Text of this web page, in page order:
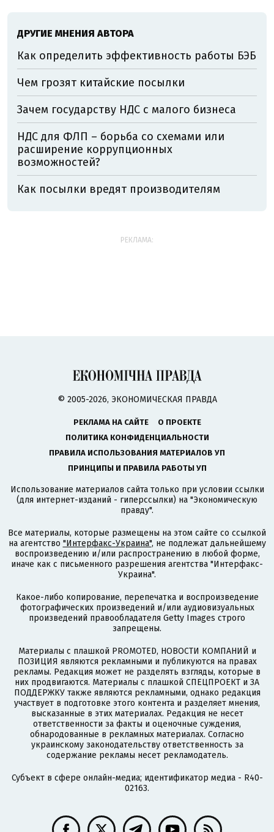
ДРУГИЕ МНЕНИЯ АВТОРА
Как определить эффективность работы БЭБ
Чем грозят китайские посылки
Зачем государству НДС с малого бизнеса
НДС для ФЛП – борьба со схемами или
расширение коррупционных
возможностей?
Как посылки вредят производителям
РЕКЛАМА:
© 2005-2026, ЭКОНОМИЧЕСКАЯ ПРАВДА
РЕКЛАМА НА САЙТЕ
О ПРОЕКТЕ
ПОЛИТИКА КОНФИДЕНЦИАЛЬНОСТИ
ПРАВИЛА ИСПОЛЬЗОВАНИЯ МАТЕРИАЛОВ УП
ПРИНЦИПЫ И ПРАВИЛА РАБОТЫ УП
Использование материалов сайта только при условии ссылки
(для интернет-изданий - гиперссылки) на "Экономическую
правду".
Все материалы, которые размещены на этом сайте со ссылкой
на агентство "Интерфакс-Украина", не подлежат дальнейшему
воспроизведению и/или распространению в любой форме,
иначе как с письменного разрешения агентства "Интерфакс-
Украина".
Какое-либо копирование, перепечатка и воспроизведение
фотографических произведений и/или аудиовизуальных
произведений правообладателя Getty Images строго
запрещены.
Материалы с плашкой PROMOTED, НОВОСТИ КОМПАНИЙ и
ПОЗИЦИЯ являются рекламными и публикуются на правах
рекламы. Редакция может не разделять взгляды, которые в
них продвигаются. Материалы с плашкой СПЕЦПРОЕКТ и ЗА
ПОДДЕРЖКУ также являются рекламными, однако редакция
участвует в подготовке этого контента и разделяет мнения,
высказанные в этих материалах. Редакция не несет
ответственности за факты и оценочные суждения,
обнародованные в рекламных материалах. Согласно
украинскому законодательству ответственность за
содержание рекламы несет рекламодатель.
Субъект в сфере онлайн-медиа; идентификатор медиа - R40-
02163.